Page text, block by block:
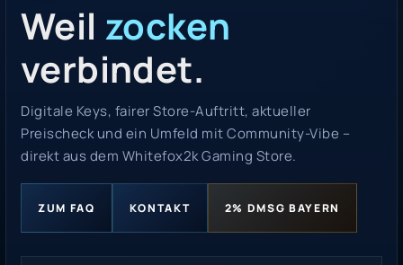
Weil zocken
verbindet.
Digitale Keys, fairer Store-Auftritt, aktueller
Preischeck und ein Umfeld mit Community-Vibe –
direkt aus dem Whitefox2k Gaming Store.
ZUM FAQ KONTAKT 2% DMSG BAYERN